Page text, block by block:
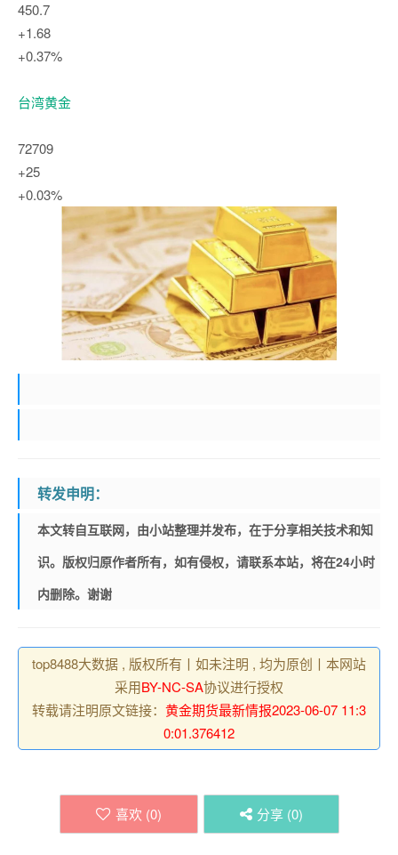
450.7
+1.68
+0.37%
台湾黄金
72709
+25
+0.03%
转发申明：
本文转自互联网，由小站整理并发布，在于分享相关技术和知
识。版权归原作者所有，如有侵权，请联系本站，将在24小时
内删除。谢谢
top8488大数据 , 版权所有丨如未注明 , 均为原创丨本网站
采用BY-NC-SA协议进行授权
转载请注明原文链接： 黄金期货最新情报2023-06-07 11:3
0:01.376412
喜欢 (0) 分享 (0)